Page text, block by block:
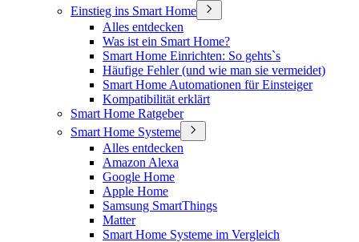
Einstieg ins Smart Home
Alles entdecken
Was ist ein Smart Home?
Smart Home Einrichten: So gehts`s
Häufige Fehler (und wie man sie vermeidet)
Smart Home Automationen für Einsteiger
Kompatibilität erklärt
Smart Home Ratgeber
Smart Home Systeme
Alles entdecken
Amazon Alexa
Google Home
Apple Home
Samsung SmartThings
Matter
Smart Home Systeme im Vergleich